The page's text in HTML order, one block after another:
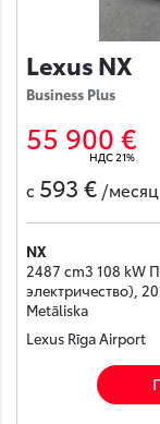
Lexus NX
Business Plus
55 900 €
НДС 21%
с 593 € /месяц
NX
2487 cm3 108 kW
электричество),
Metāliska
Lexus Rīga Airport